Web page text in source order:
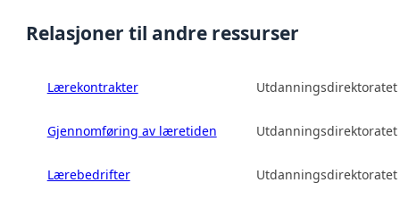
Relasjoner til andre ressurser
Lærekontrakter Utdanningsdirektoratet
Gjennomføring av læretiden Utdanningsdirektoratet
Lærebedrifter Utdanningsdirektoratet